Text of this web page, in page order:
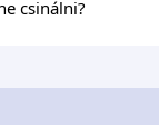
csinálni?